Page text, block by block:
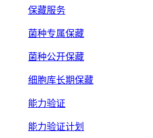
保藏服务
菌种专属保藏
菌种公开保藏
细胞库长期保藏
能力验证
能力验证计划